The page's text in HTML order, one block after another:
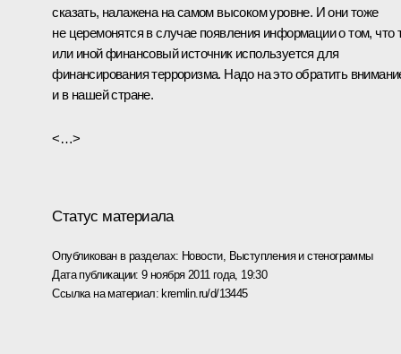
сказать, налажена на самом высоком уровне. И они тоже
не церемонятся в случае появления информации о том, что
или иной финансовый источник используется для
финансирования терроризма. Надо на это обратить
и в нашей стране.
<…>
Статус материала
Опубликован в разделах: Новости, Выступления и стенограммы
Дата публикации:9 ноября 2011 года, 19:30
Ссылка на материал: kremlin.ru/d/13445